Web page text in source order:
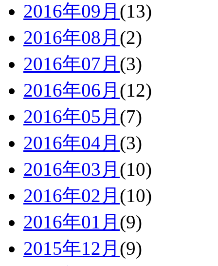
2016年09月 (13)
2016年08月 (2)
2016年07月 (3)
2016年06月 (12)
2016年05月 (7)
2016年04月 (3)
2016年03月 (10)
2016年02月 (10)
2016年01月 (9)
2015年12月 (9)